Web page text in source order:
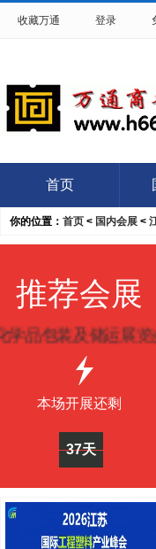
收藏万通 登录
首页
你的位置： 首页 < 国内会展 <
推荐会展
品包装及储运展览会
本场开展还剩
37天